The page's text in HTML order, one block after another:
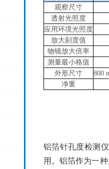
观察尺寸
透射光照度
应用环境光照度
放大刻度值
物镜放大倍率
测量最小格值
外形尺寸
800
净重
铝箔针孔度检测
用。铝箔作为一